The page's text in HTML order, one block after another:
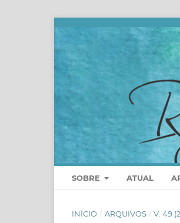
SOBRE ATUAL
INÍCIO / ARQUIVOS / V. 49